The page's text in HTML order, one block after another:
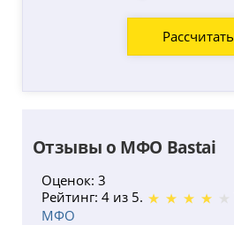
Расcчитать
Отзывы о МФО Bastai
Оценок: 3
Рейтинг: 4 из 5.
МФО